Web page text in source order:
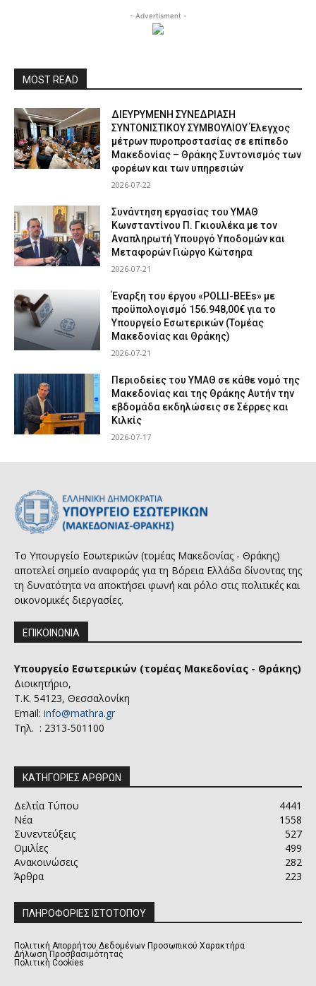
- Advertisment -
MOST READ
ΔΙΕΥΡΥΜΕΝΗ ΣΥΝΕΔΡΙΑΣΗ
ΣΥΝΤΟΝΙΣΤΙΚΟΥ ΣΥΜΒΟΥΛΙΟΥ Έλεγχος
μέτρων πυροπροστασίας σε επίπεδο
Μακεδονίας – Θράκης Συντονισμός των
φορέων και των υπηρεσιών
2026-07-22
Συνάντηση εργασίας του ΥΜΑΘ
Κωνσταντίνου Π. Γκιουλέκα με τον
Αναπληρωτή Υπουργό Υποδομών και
Μεταφορών Γιώργο Κώτσηρα
2026-07-21
Έναρξη του έργου «POLLI-BEEs» με
προϋπολογισμό 156.948,00€ για το
Υπουργείο Εσωτερικών (Τομέας
Μακεδονίας και Θράκης)
2026-07-21
Περιοδείες του ΥΜΑΘ σε κάθε νομό της
Μακεδονίας και της Θράκης Αυτήν την
εβδομάδα εκδηλώσεις σε Σέρρες και
Κιλκίς
2026-07-17
Το Υπουργείο Εσωτερικών (τομέας Μακεδονίας - Θράκης)
αποτελεί σημείο αναφοράς για τη Βόρεια Ελλάδα δίνοντας της
τη δυνατότητα να αποκτήσει φωνή και ρόλο στις πολιτικές και
οικονομικές διεργασίες.
ΕΠΙΚΟΙΝΩΝΙΑ
Υπουργείο Εσωτερικών (τομέας Μακεδονίας - Θράκης)
Διοικητήριο,
Τ.Κ. 54123, Θεσσαλονίκη
Email: info@mathra.gr
Τηλ. : 2313-501100
ΚΑΤΗΓΟΡΙΕΣ ΑΡΘΡΩΝ
Δελτία Τύπου
4441
Νέα
1558
Συνεντεύξεις
527
Ομιλίες
499
Ανακοινώσεις
282
Άρθρα
223
ΠΛΗΡΟΦΟΡΙΕΣ ΙΣΤΟΤΟΠΟΥ
Πολιτική Απορρήτου Δεδομένων Προσωπικού Χαρακτήρα
Δήλωση Προσβασιμότητας
Πολιτική Cookies